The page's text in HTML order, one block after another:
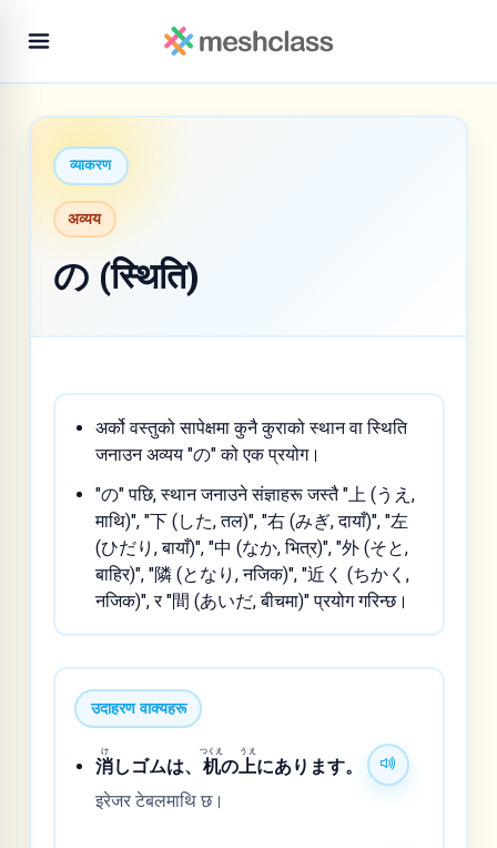
व्याकरण
अव्यय
の (स्थिति)
अर्को वस्तुको सापेक्षमा कुनै कुराको स्थान वा स्थिति
जनाउन अव्यय "の" को एक प्रयोग।
"の" पछि, स्थान जनाउने संज्ञाहरू जस्तै "上 (うえ,
माथि)", "下 (した, तल)", "右 (みぎ, दायाँ)", "左
(ひだり, बायाँ)", "中 (なか, भित्र)", "外 (そと,
बाहिर)", "隣 (となり, नजिक)", "近く (ちかく,
नजिक)", र "間 (あいだ, बीचमा)" प्रयोग गरिन्छ।
उदाहरण वाक्यहरू
消
け
しゴムは、 机
つくえ
の上
うえ
にあります。
इरेजर टेबलमाथि छ।